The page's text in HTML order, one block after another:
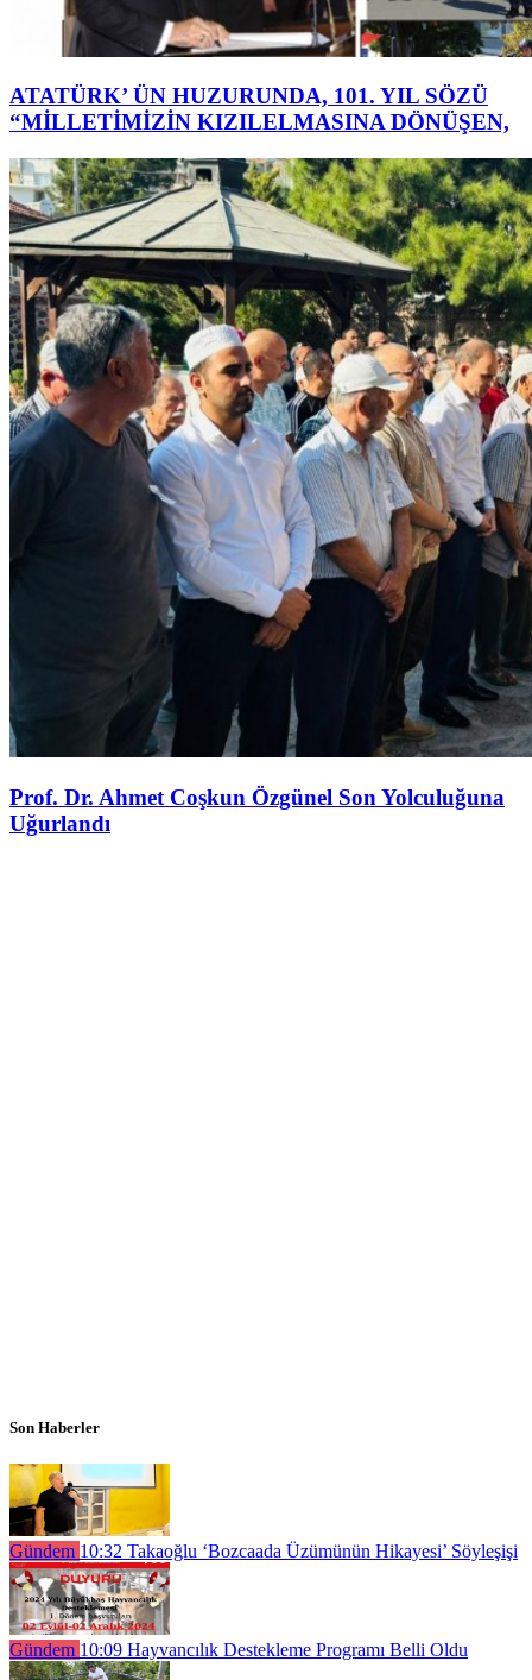
ATATÜRK’ ÜN HUZURUNDA, 101. YIL SÖZÜ
“MİLLETİMİZİN KIZILELMASINA DÖNÜŞEN,
Prof. Dr. Ahmet Coşkun Özgünel Son Yolculuğuna
Uğurlandı
Son Haberler
Gündem 10:32 Takaoğlu ‘Bozcaada Üzümünün Hikayesi’ Söyleşişi
Gündem 10:09 Hayvancılık Destekleme Programı Belli Oldu